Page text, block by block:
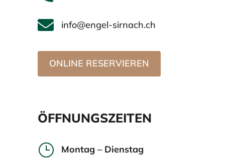
 info@engel-sirnach.ch
ONLINE RESERVIEREN
ÖFFNUNGSZEITEN
}
Montag – Dienstag